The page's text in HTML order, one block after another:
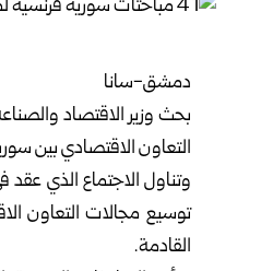
دمشق-سانا
بحث وزير الاقتصاد
التعاون الاقتصادي بين
وتناول الاجتماع الذي عقد
توسيع مجالات التعاون
القادمة.